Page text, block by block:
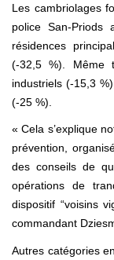
Les cambriolages
police San-
résidences
(-32,5 %). Même
industriels (-15,3
(-25 %).
« Cela s’explique
prévention,
des conseils de
opérations de
dispositif “voisins
commandant
Autres catégories